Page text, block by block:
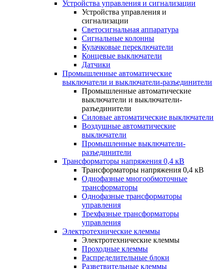
Устройства управления и сигнализации
Устройства управления и
сигнализации
Светосигнальная аппаратура
Сигнальные колонны
Кулачковые переключатели
Концевые выключатели
Датчики
Промышленные автоматические
выключатели и выключатели-разъединители
Промышленные автоматические
выключатели и выключатели-
разъединители
Силовые автоматические выключатели
Воздушные автоматические
выключатели
Промышленные выключатели-
разъединители
Трансформаторы напряжения 0,4 кВ
Трансформаторы напряжения 0,4 кВ
Однофазные многообмоточные
трансформаторы
Однофазные трансформаторы
управления
Трехфазные трансформаторы
управления
Электротехнические клеммы
Электротехнические клеммы
Проходные клеммы
Распределительные блоки
Разветвительные клеммы